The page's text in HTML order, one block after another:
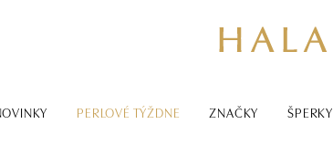
PERLOVÉ TÝŽDNE ZNAČKY ŠPERKY